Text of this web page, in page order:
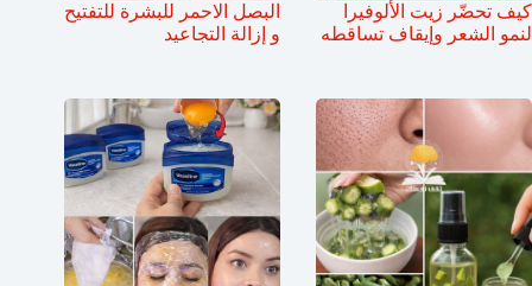
كيف تحضّر زيت الألوفيرا
لنمو الشعر وإيقاف تساقطه
البصل الاحمر للبشرة للتفتيح
و إزالة التجاعيد